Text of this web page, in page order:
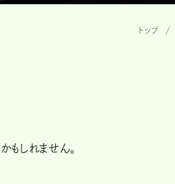
トップ
しれません。